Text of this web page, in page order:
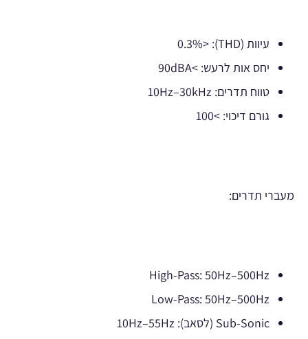
עיוות (THD): <0.3%
יחס אות לרעש: >90dBA
טווח תדרים: 10Hz–30kHz
גורם דיכוי: >100
מעברי תדרים:
High-Pass: 50Hz–500Hz
Low-Pass: 50Hz–500Hz
Sub-Sonic (לסאב): 10Hz–55Hz